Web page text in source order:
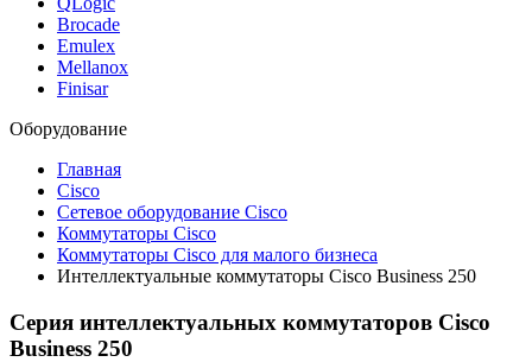
Brocade
Emulex
Mellanox
Finisar
Оборудование
Главная
Cisco
Сетевое оборудование Cisco
Коммутаторы Cisco
Коммутаторы Cisco для малого бизнеса
Интеллектуальные коммутаторы Cisco Business 250
Серия интеллектуальных коммутаторов Cisco
Business 250